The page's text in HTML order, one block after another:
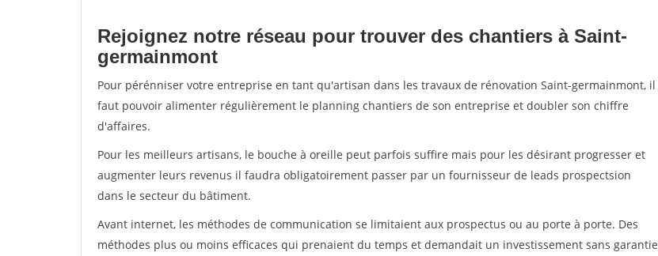
Rejoignez notre réseau pour trouver des chantiers à Saint-
germainmont
Pour pérénniser votre entreprise en tant qu'artisan dans les travaux de rénovation Saint-germainmont, il
faut pouvoir alimenter régulièrement le planning chantiers de son entreprise et doubler son chiffre
d'affaires.
Pour les meilleurs artisans, le bouche à oreille peut parfois suffire mais pour les désirant progresser et
augmenter leurs revenus il faudra obligatoirement passer par un fournisseur de leads prospectsion
dans le secteur du bâtiment.
Avant internet, les méthodes de communication se limitaient aux prospectus ou au porte à porte. Des
méthodes plus ou moins efficaces qui prenaient du temps et demandait un investissement sans garantie